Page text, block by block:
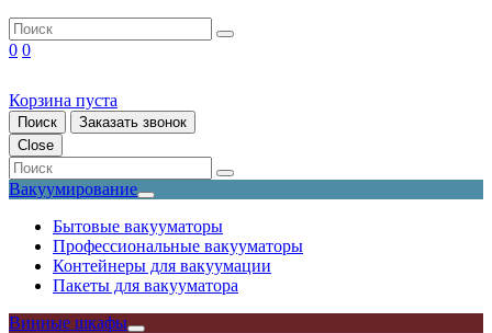
0 0
Корзина пуста
Поиск
Заказать звонок
Close
Вакуумирование
Бытовые вакууматоры
Профессиональные вакууматоры
Контейнеры для вакуумации
Пакеты для вакууматора
Винные шкафы